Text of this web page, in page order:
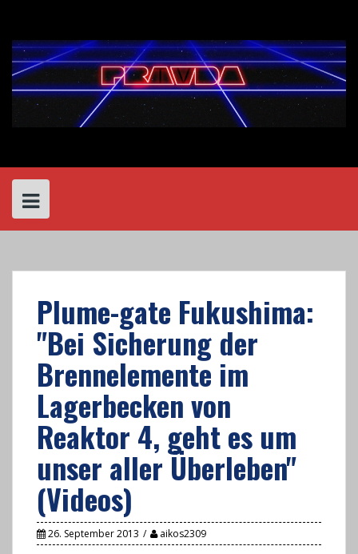
content
Plume-gate Fukushima:
"Bei Sicherung der
Brennelemente im
Lagerbecken von
Reaktor 4, geht es um
unser aller Überleben"
(Videos)
26. September 2013 aikos2309